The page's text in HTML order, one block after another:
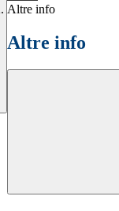
Altre info
Altre info